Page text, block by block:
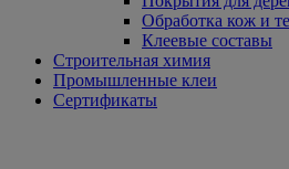
Обработка кож и
Клеевые составы
Строительная химия
Промышленные клеи
Сертификаты